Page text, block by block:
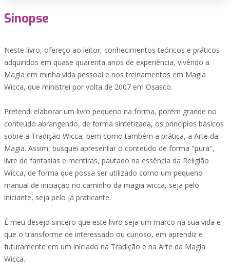
Sinopse
Neste livro, ofereço ao leitor, conhecimentos teóricos e práticos
adquiridos em quase quarenta anos de experiência, vivêndo a
Magia em minha vida pessoal e nos treinamentos em Magia
Wicca, que ministrei por volta de 2007 em Osasco.
Pretendi elaborar um livro pequeno na forma, porém grande no
conteúdo abrangendo, de forma sintetizada, os princípios básicos
sobre a Tradição Wicca, bem como também a prática, a Arte da
Magia. Assim, busquei apresentar o conteúdo de forma "pura",
livre de fantasias e mentiras, pautado na essência da Religião
Wicca, de forma que possa ser utilizado como um pequeno
manual de iniciação no caminho da magia wicca, seja pelo
iniciante, seja pelo já praticante.
È meu desejo sincero que este livro seja um marco na sua vida e
que o transforme de interessado ou curioso, em aprendiz e
futuramente em um iniciado na Tradição e na Arte da Magia
Wicca.